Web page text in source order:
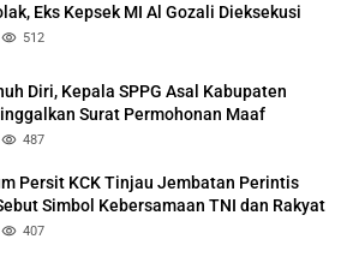
Eks Kepsek MI Al Gozali Dieksekusi
512
Diri, Kepala SPPG Asal Kabupaten
Surat Permohonan Maaf
487
Persit KCK Tinjau Jembatan Perintis
Simbol Kebersamaan TNI dan Rakyat
407